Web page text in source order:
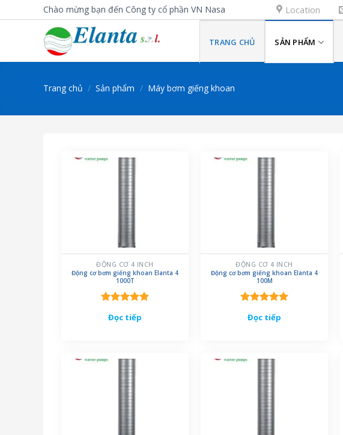
to
Chào mừng bạn đến Công ty cổ phần VN Nasa Location
TRANG CHỦ SẢN PHẨM
Trang chủ / Sản phẩm / Máy bơm giếng khoan
ĐỘNG CƠ 4 INCH
Động cơ bơm giếng khoan Elanta 4
1000T
hạng 5.00
Đọc tiếp
ĐỘNG CƠ 4 INCH
Động cơ bơm giếng khoan Elanta 4
100M
hạng 5.00
Đọc tiếp